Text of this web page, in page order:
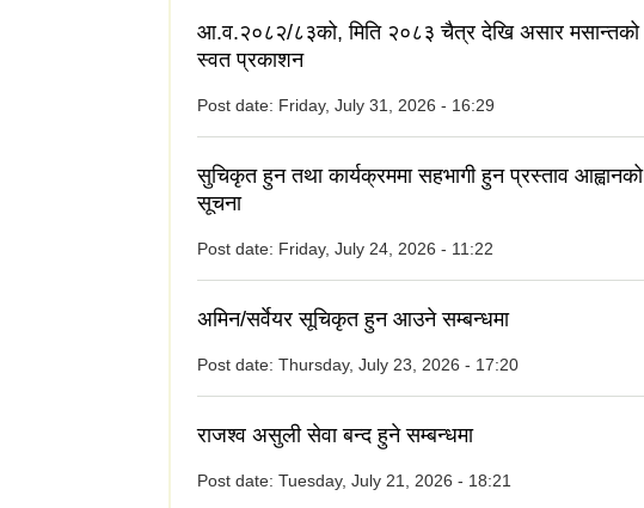
आ.व.२०८२/८३को, मिति २०८३ चैत्र देखि असार मसान्तको
स्वत प्रकाशन
Post date: Friday, July 31, 2026 - 16:29
सुचिकृत हुन तथा कार्यक्रममा सहभागी हुन प्रस्ताव आह्वानको
सूचना
Post date: Friday, July 24, 2026 - 11:22
अमिन/सर्वेयर सूचिकृत हुन आउने सम्बन्धमा
Post date: Thursday, July 23, 2026 - 17:20
राजश्व असुली सेवा बन्द हुने सम्बन्धमा
Post date: Tuesday, July 21, 2026 - 18:21